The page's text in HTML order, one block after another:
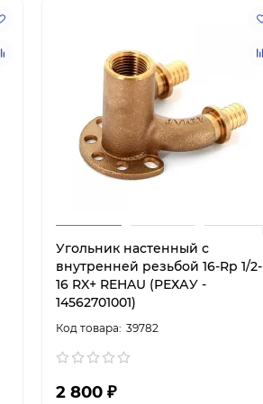
Угольник настенный с
внутренней резьбой 16-Rp 1/2-
16 RX+ REHAU (РЕХАУ -
14562701001)
39782
2 800 ₽